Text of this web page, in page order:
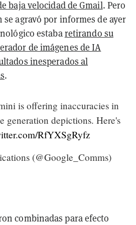
baja velocidad de Gmail. Pero
agravó por informes de ayer
estabaretirando su
de imágenes de IA
inesperados al
.
is offering inaccuracies in
generation depictions. Here's
RfYXSgRyfz
(@Google_Comms)
combinadas para efecto